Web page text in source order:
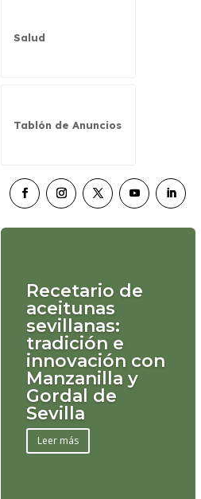
Salud
Tablón de Anuncios
Recetario de
aceitunas
sevillanas:
tradición e
innovación con
Manzanilla y
Gordal de
Sevilla
Leer más